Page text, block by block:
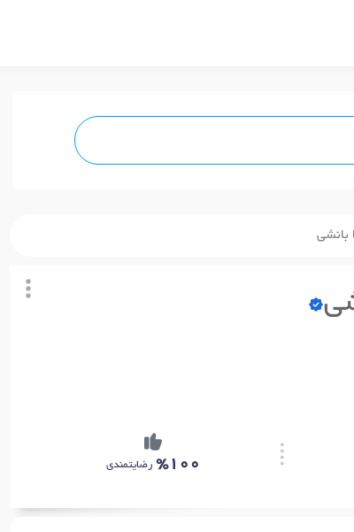
بانشی
%100 رضایتمندی